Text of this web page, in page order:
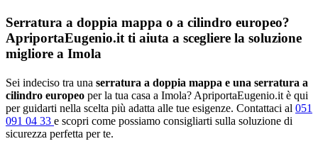
Serratura a doppia mappa o a cilindro europeo?
ApriportaEugenio.it ti aiuta a scegliere la soluzione
migliore a Imola
Sei indeciso tra una serratura a doppia mappa e una serratura a
cilindro europeo per la tua casa a Imola? ApriportaEugenio.it è qui
per guidarti nella scelta più adatta alle tue esigenze. Contattaci al 051
091 04 33 e scopri come possiamo consigliarti sulla soluzione di
sicurezza perfetta per te.